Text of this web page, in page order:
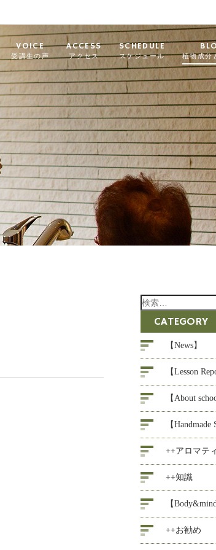
VOICE
受講生の声
ACCESS
アクセス
SCHEDULE
スケジュール 植物成分
検
CATEGORY
【News】
【Lesson
【About
【Handmade
++アロマテ
++知識
【
++お勧め